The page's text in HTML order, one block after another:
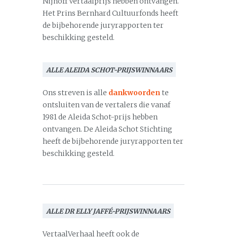
Het Prins Bernhard Cultuurfonds heeft
de bijbehorende juryrapporten ter
beschikking gesteld.
ALLE ALEIDA SCHOT-PRIJSWINNAARS
Ons streven is alle dankwoordente
ontsluiten van de vertalers die vanaf
1981 de Aleida Schot-prijs hebben
ontvangen. De Aleida Schot Stichting
heeft de bijbehorende juryrapporten ter
beschikking gesteld.
ALLE DR ELLY JAFFÉ-PRIJSWINNAARS
VertaalVerhaal heeft ook de